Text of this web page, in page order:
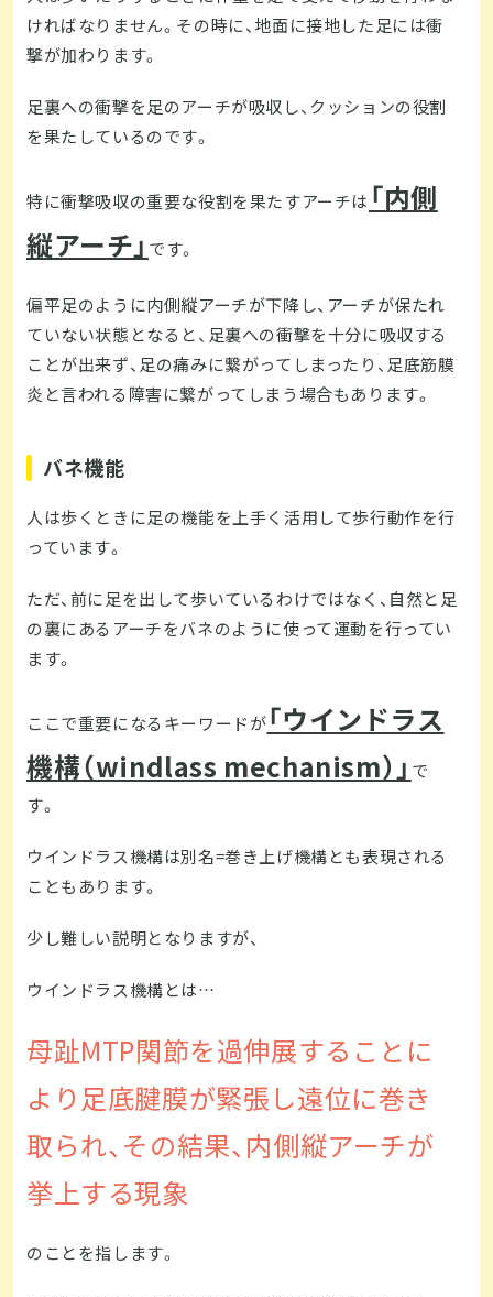
ければなりません。その時に、地面に接地した足には衝
撃が加わります。
足裏への衝撃を足のアーチが吸収し、クッションの役割
を果たしているのです。
特に衝撃吸収の重要な役割を果たすアーチは 「内側
縦アーチ」 です。
偏平足のように内側縦アーチが下降し、アーチが保たれ
ていない状態となると、足裏への衝撃を十分に吸収する
ことが出来ず、足の痛みに繋がってしまったり、足底筋膜
炎と言われる障害に繋がってしまう場合もあります。
バネ機能
人は歩くときに足の機能を上手く活用して歩行動作を行
っています。
ただ、前に足を出して歩いているわけではなく、自然と足
の裏にあるアーチをバネのように使って運動を行ってい
ます。
ここで重要になるキーワードが「ウインドラス
機構（windlass mechanism）」 で
す。
ウインドラス機構は別名=巻き上げ機構とも表現される
こともあります。
少し難しい説明となりますが、
ウインドラス機構とは…
母趾MTP関節を過伸展することに
より足底腱膜が緊張し遠位に巻き
取られ、その結果、内側縦アーチが
挙上する現象
のことを指します。